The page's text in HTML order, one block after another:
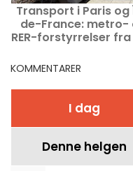
Transport i Paris og
de-France: metro-
RER-forstyrrelser fra
KOMMENTARER
I dag
Denne helgen